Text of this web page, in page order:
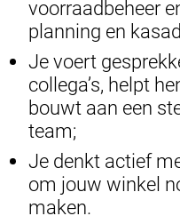
voorraadbeheer
planning en
Je voert
collega’s, helpt
bouwt aan een
team;
Je denkt actief
om jouw winkel
maken.